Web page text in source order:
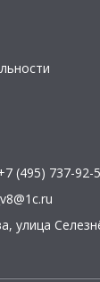
(495) 737-92-
, улица